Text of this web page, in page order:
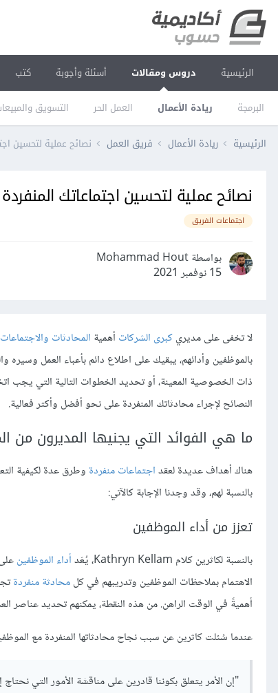
الرئيسية دروس ومقالات
البرمجة ريادة الأعمال العمل الحر التسويق
أسئلة وأجوبة كتب
الرئيسية ريادة الأعمال فريق العمل نصائح عملية لتحسين
نصائح عملية لتحسين اجتماعاتك
اجتماعات الفريق
بواسطة Mohammad Hout
15 نوفمبر 2021
لا تخفى على مديريكبرى الشركات أهمية المحادثات
بالموظفين وأدائهم، يبقيك على اطلاع دائم بأعباء العمل
ذات الخصوصية المعينة، أو تحديد الخطوات التالية التي يجب
النصائح لإجراء محادثاتك المنفردة على نحو أفضل وأكثر فعالية.
ما هي الفوائد التي يجنيها المديرون من
هناك أهداف عديدة لعقداجتماعات منفردة وطرق عدة لكيفية
بالنسبة لهم، وقد وجدنا الإجابة كالآتي:
تعزز من أداء الموظفين
بالنسبة لكاثرين كلام Kathryn Kellam، يُعَد أداء الموظفين
الاهتمام بملاحظات الموظفين وتدريبهم في كلمحادثة منفردة
أهميةً في الوقت الراهن. من هذه النقطة، يمكنهم تحديد عناصر
عندما سُئلت كاثرين عن سبب نجاح محادثاتها المنفردة مع
"إن الأمر يتعلق بكوننا قادرين على مناقشة الأمور التي